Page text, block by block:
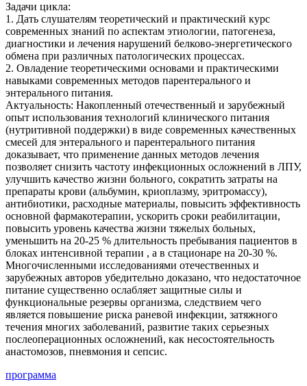
Задачи цикла:
1. Дать слушателям теоретический и практический курс
современных знаний по аспектам этиологии, патогенеза,
диагностики и лечения нарушений белково-энергетического
обмена при различных патологических процессах.
2. Овладение теоретическими основами и практическими
навыками современных методов парентерального и
энтерального питания.
Актуальность: Накопленный отечественный и зарубежный
опыт использования технологий клинического питания
(нутритивной поддержки) в виде современных качественных
смесей для энтерального и парентерального питания
доказывает, что применение данных методов лечения
позволяет снизить частоту инфекционных осложнений в ЛПУ,
улучшить качество жизни больного, сократить затраты на
препараты крови (альбумин, криоплазму, эритромассу),
антибиотики, расходные материалы, повысить эффективность
основной фармакотерапии, ускорить сроки реабилитации,
повысить уровень качества жизни тяжелых больных,
уменьшить на 20-25 % длительность пребывания пациентов в
блоках интенсивной терапии , а в стационаре на 20-30 %.
Многочисленными исследованиями отечественных и
зарубежных авторов убедительно доказано, что недостаточное
питание существенно ослабляет защитные силы и
функциональные резервы организма, следствием чего
является повышение риска раневой инфекции, затяжного
течения многих заболеваний, развитие таких серьезных
послеоперационных осложнений, как несостоятельность
анастомозов, пневмония и сепсис.
программа